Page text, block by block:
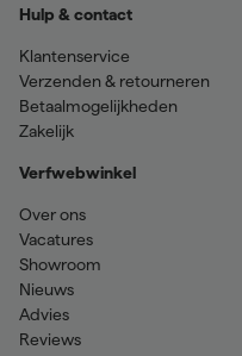
Hulp & contact
Klantenservice
Verzenden & retourneren
Betaalmogelijkheden
Zakelijk
Verfwebwinkel
Over ons
Vacatures
Showroom
Nieuws
Advies
Reviews